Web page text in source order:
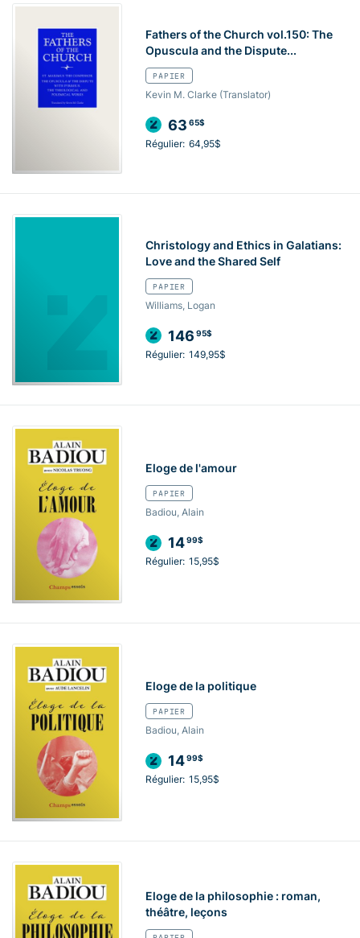
Fathers of the Church vol.150: The
Opuscula and the Dispute...
PAPIER
Kevin M. Clarke (Translator)
63 65$
Régulier: 64,95$
Christology and Ethics in Galatians:
Love and the Shared Self
PAPIER
Williams, Logan
146 95$
Régulier: 149,95$
Eloge de l'amour
PAPIER
Badiou, Alain
1499$
Régulier: 15,95$
Eloge de la politique
PAPIER
Badiou, Alain
1499$
Régulier: 15,95$
Eloge de la philosophie : roman,
théâtre, leçons